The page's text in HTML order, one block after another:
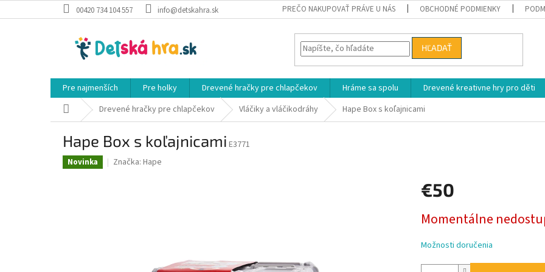
na
00420 734 104 557 info@detskahra.sk PREČO NAKUPOVAŤ PRÁVE U NÁS OBCHODNÉ PODMIENKY
HĽADAŤ
Pre najmenších Pre holky Drevené hračky pre chlapčekov Hráme sa spolu Drevené kreativne hry pro děti
DomovDrevené hračky pre chlapčekov Vláčiky a vláčikodráhy Hape Box s koľajnicami
Hape Box s koľajnicami E3771
Novinka Značka: Hape
€50
cena:
Momentálne
Možnosti doručenia